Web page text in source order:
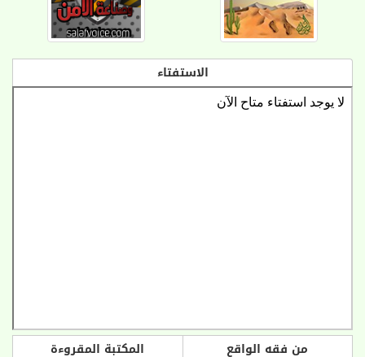
الاستفتاء
من فقه الواقع
المكتبة المقروءة